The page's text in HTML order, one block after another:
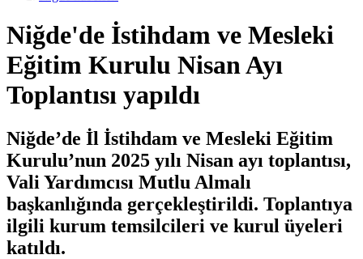
Niğde'de İstihdam ve Mesleki
Eğitim Kurulu Nisan Ayı
Toplantısı yapıldı
Niğde’de İl İstihdam ve Mesleki Eğitim
Kurulu’nun 2025 yılı Nisan ayı toplantısı,
Vali Yardımcısı Mutlu Almalı
başkanlığında gerçekleştirildi. Toplantıya
ilgili kurum temsilcileri ve kurul üyeleri
katıldı.